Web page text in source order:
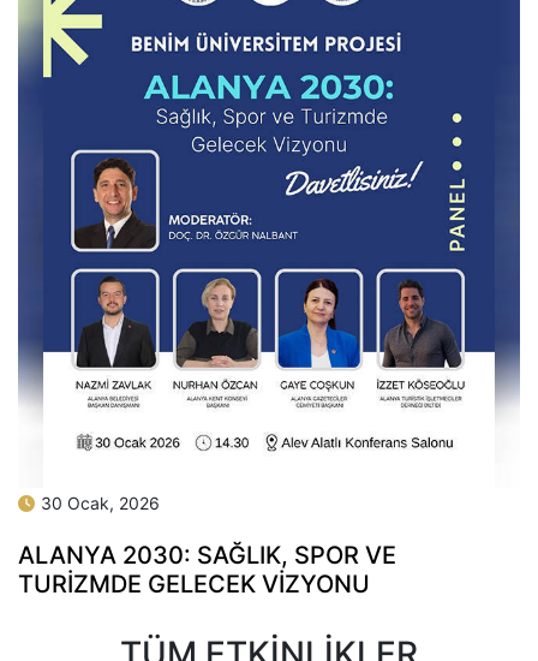
30 Ocak, 2026
ALANYA 2030: SAĞLIK, SPOR VE
TURIZMDE GELECEK VIZYONU